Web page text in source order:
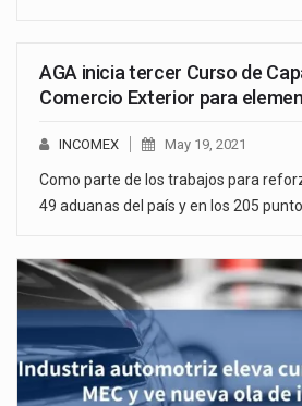
AGA inicia tercer Curso de
Comercio Exterior para
INCOMEX May 19, 2021
Como parte de los trabajos para
49 aduanas del país y en los 205